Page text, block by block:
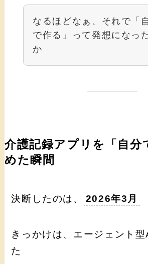
なるほどなぁ、それで「
で作る」って発想になっ
か
介護記録アプリを「自分
めた瞬間
決断したのは、 2026年3月
きっかけは、エージェント
た